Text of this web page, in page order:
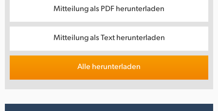
Mitteilung als PDF herunterladen
Mitteilung als Text herunterladen
Alle herunterladen